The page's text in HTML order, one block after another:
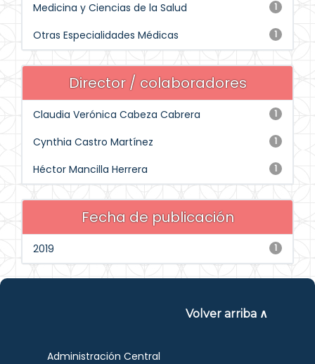
1
Medicina y Ciencias de la Salud
1
Otras Especialidades Médicas
Director / colaboradores
1
Claudia Verónica Cabeza Cabrera
1
Cynthia Castro Martínez
1
Héctor Mancilla Herrera
Fecha de publicación
1
2019
Volver arriba ∧
Administración Central